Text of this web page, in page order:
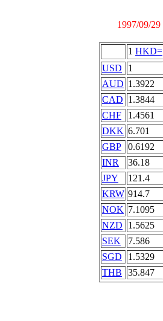
1997/09/29
1 HKD=
USD
1
AUD 1.3922
CAD 1.3844
CHF
1.4561
DKK 6.701
GBP
0.6192
INR
36.18
JPY
121.4
KRW 914.7
NOK 7.1095
NZD
1.5625
SEK
7.586
SGD
1.5329
THB
35.847